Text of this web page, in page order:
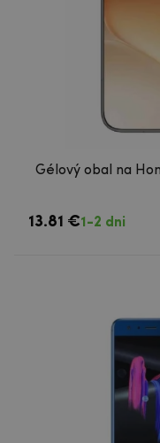
Gélový obal na
13.81 €1-2 dni